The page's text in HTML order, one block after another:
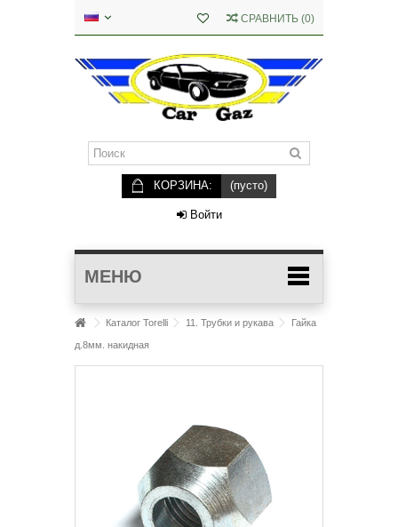
СРАВНИТЬ (0)
КОРЗИНА: (пусто)
Войти
МЕНЮ
Каталог Torelli 11. Трубки и рукава Гайка
д.8мм. накидная